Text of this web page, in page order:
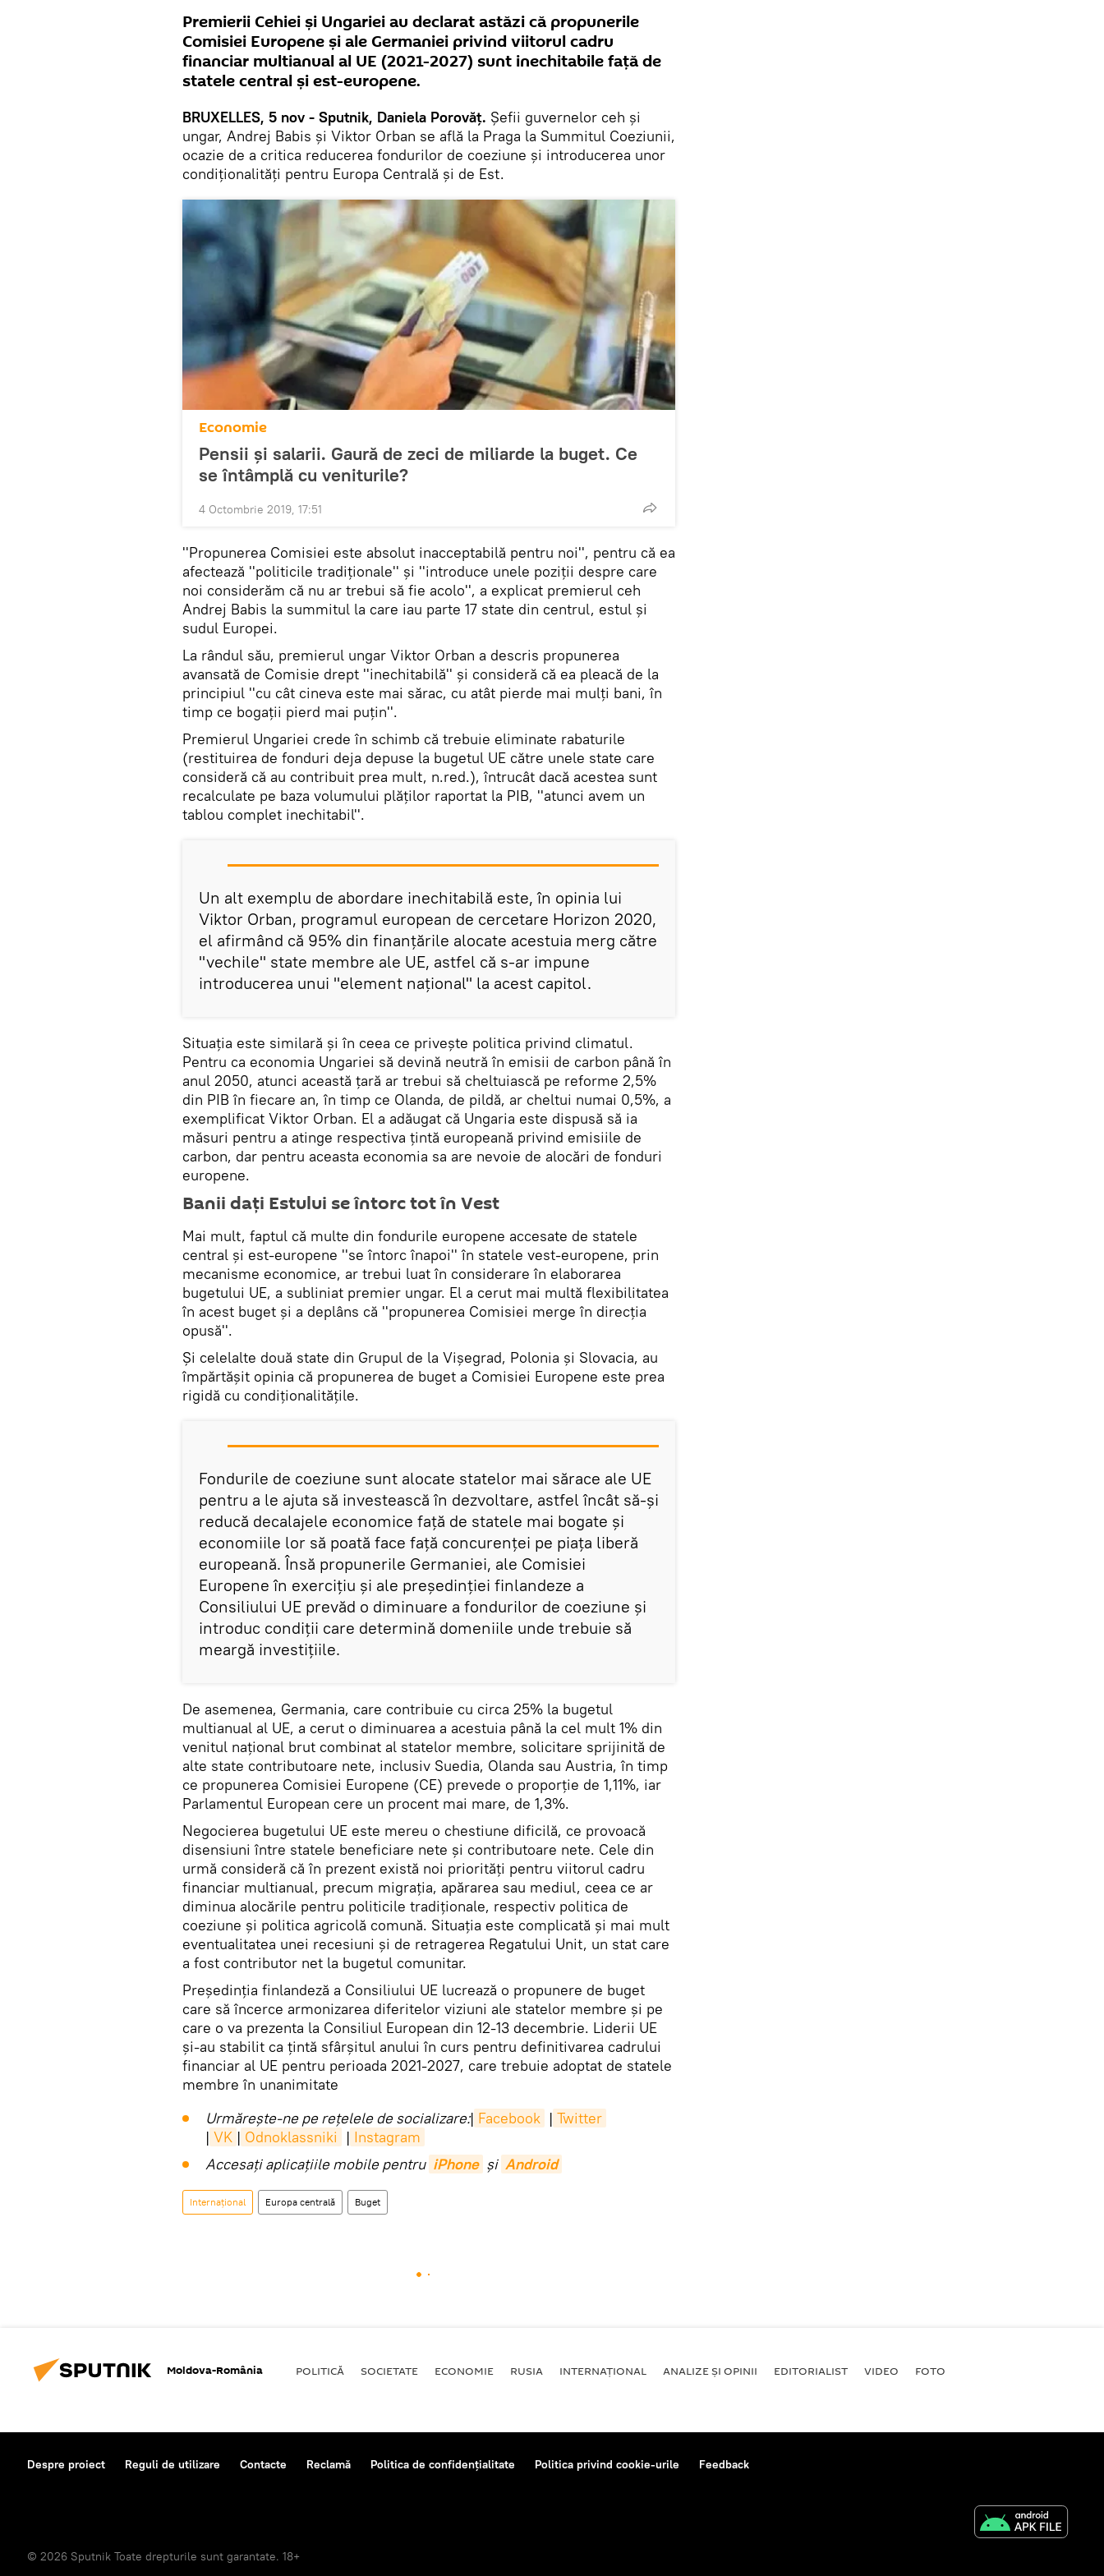
Premierii Cehiei și Ungariei au declarat astăzi că propunerile
Comisiei Europene şi ale Germaniei privind viitorul cadru
financiar multianual al UE (2021-2027) sunt inechitabile faţă de
statele central şi est-europene.
BRUXELLES, 5 nov - Sputnik, Daniela Porovăț. Șefii guvernelor ceh şi
ungar, Andrej Babis şi Viktor Orban se află la Praga la Summitul Coeziunii,
ocazie de a critica reducerea fondurilor de coeziune și introducerea unor
condiţionalităţi pentru Europa Centrală și de Est.
Economie
Pensii și salarii. Gaură de zeci de miliarde la buget. Ce
se întâmplă cu veniturile?
4 Octombrie 2019, 17:51
''Propunerea Comisiei este absolut inacceptabilă pentru noi'', pentru că ea
afectează ''politicile tradiţionale'' şi ''introduce unele poziţii despre care
noi considerăm că nu ar trebui să fie acolo'', a explicat premierul ceh
Andrej Babis la summitul la care iau parte 17 state din centrul, estul şi
sudul Europei.
La rândul său, premierul ungar Viktor Orban a descris propunerea
avansată de Comisie drept ''inechitabilă'' şi consideră că ea pleacă de la
principiul ''cu cât cineva este mai sărac, cu atât pierde mai mulţi bani, în
timp ce bogaţii pierd mai puţin''.
Premierul Ungariei crede în schimb că trebuie eliminate rabaturile
(restituirea de fonduri deja depuse la bugetul UE către unele state care
consideră că au contribuit prea mult, n.red.), întrucât dacă acestea sunt
recalculate pe baza volumului plăţilor raportat la PIB, ''atunci avem un
tablou complet inechitabil''.
Un alt exemplu de abordare inechitabilă este, în opinia lui
Viktor Orban, programul european de cercetare Horizon 2020,
el afirmând că 95% din finanţările alocate acestuia merg către
''vechile'' state membre ale UE, astfel că s-ar impune
introducerea unui ''element naţional'' la acest capitol.
Situaţia este similară şi în ceea ce priveşte politica privind climatul.
Pentru ca economia Ungariei să devină neutră în emisii de carbon până în
anul 2050, atunci această ţară ar trebui să cheltuiască pe reforme 2,5%
din PIB în fiecare an, în timp ce Olanda, de pildă, ar cheltui numai 0,5%, a
exemplificat Viktor Orban. El a adăugat că Ungaria este dispusă să ia
măsuri pentru a atinge respectiva ţintă europeană privind emisiile de
carbon, dar pentru aceasta economia sa are nevoie de alocări de fonduri
europene.
Banii dați Estului se întorc tot în Vest
Mai mult, faptul că multe din fondurile europene accesate de statele
central şi est-europene ''se întorc înapoi'' în statele vest-europene, prin
mecanisme economice, ar trebui luat în considerare în elaborarea
bugetului UE, a subliniat premier ungar. El a cerut mai multă flexibilitatea
în acest buget şi a deplâns că ''propunerea Comisiei merge în direcţia
opusă''.
Şi celelalte două state din Grupul de la Vişegrad, Polonia şi Slovacia, au
împărtăşit opinia că propunerea de buget a Comisiei Europene este prea
rigidă cu condiţionalităţile.
Fondurile de coeziune sunt alocate statelor mai sărace ale UE
pentru a le ajuta să investească în dezvoltare, astfel încât să-şi
reducă decalajele economice faţă de statele mai bogate şi
economiile lor să poată face faţă concurenţei pe piaţa liberă
europeană. Însă propunerile Germaniei, ale Comisiei
Europene în exerciţiu şi ale preşedinţiei finlandeze a
Consiliului UE prevăd o diminuare a fondurilor de coeziune şi
introduc condiţii care determină domeniile unde trebuie să
meargă investiţiile.
De asemenea, Germania, care contribuie cu circa 25% la bugetul
multianual al UE, a cerut o diminuarea a acestuia până la cel mult 1% din
venitul naţional brut combinat al statelor membre, solicitare sprijinită de
alte state contributoare nete, inclusiv Suedia, Olanda sau Austria, în timp
ce propunerea Comisiei Europene (CE) prevede o proporţie de 1,11%, iar
Parlamentul European cere un procent mai mare, de 1,3%.
Negocierea bugetului UE este mereu o chestiune dificilă, ce provoacă
disensiuni între statele beneficiare nete şi contributoare nete. Cele din
urmă consideră că în prezent există noi priorităţi pentru viitorul cadru
financiar multianual, precum migraţia, apărarea sau mediul, ceea ce ar
diminua alocările pentru politicile tradiţionale, respectiv politica de
coeziune şi politica agricolă comună. Situaţia este complicată şi mai mult
eventualitatea unei recesiuni şi de retragerea Regatului Unit, un stat care
a fost contributor net la bugetul comunitar.
Preşedinţia finlandeză a Consiliului UE lucrează o propunere de buget
care să încerce armonizarea diferitelor viziuni ale statelor membre şi pe
care o va prezenta la Consiliul European din 12-13 decembrie. Liderii UE
şi-au stabilit ca ţintă sfârşitul anului în curs pentru definitivarea cadrului
financiar al UE pentru perioada 2021-2027, care trebuie adoptat de statele
membre în unanimitate
Urmărește-ne pe rețelele de socializare:| Facebook | Twitter
| VK | Odnoklassniki | Instagram
Accesaţi aplicaţiile mobile pentru iPhone și Android
Internaţional Europa centrală Buget
Moldova-România POLITICĂ SOCIETATE ECONOMIE RUSIA INTERNAŢIONAL ANALIZE ȘI OPINII EDITORIALIST VIDEO FOTO
Despre proiect Reguli de utilizare Contacte Reclamă Politica de confidențialitate Politica privind cookie-urile Feedback
© 2026 Sputnik Toate drepturile sunt garantate. 18+